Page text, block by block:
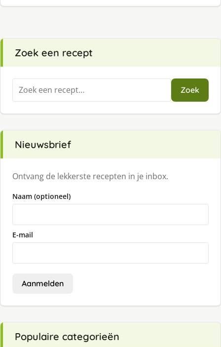
Zoek een recept
Zoeken
naar:
Zoek
Nieuwsbrief
Ontvang de lekkerste recepten in je inbox.
Naam (optioneel)
E-mail
Aanmelden
Populaire categorieën